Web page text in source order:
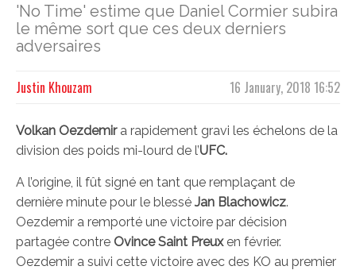
'No Time' estime que Daniel Cormier subira
le même sort que ces deux derniers
adversaires
16 January, 2018 16:52
Justin Khouzam
Volkan Oezdemira rapidement gravi les échelons de la
division des poids mi-lourd de l’UFC.
A l’origine, il fût signé en tant que remplaçant de
dernière minute pour le blessé Jan Blachowicz.
Oezdemir a remporté une victoire par décision
partagée contre Ovince Saint Preuxen février.
Oezdemir a suivi cette victoire avec des KO au premier